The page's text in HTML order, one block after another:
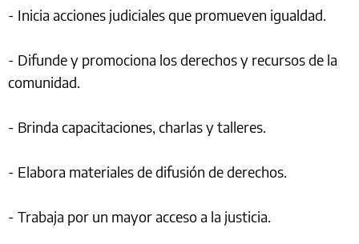
- Inicia acciones judiciales que promueven igualdad.
- Difunde y promociona los derechos y recursos de la
comunidad.
- Brinda capacitaciones, charlas y talleres.
- Elabora materiales de difusión de derechos.
- Trabaja por un mayor acceso a la justicia.